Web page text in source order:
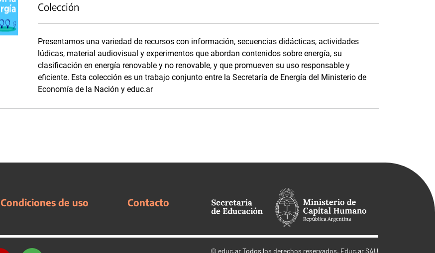
Colección
Presentamos una variedad de recursos con información, secuencias didácticas, actividades
lúdicas, material audiovisual y experimentos que abordan contenidos sobre energía, su
clasificación en energía renovable y no renovable, y que promueven su uso responsable y
eficiente. Esta colección es un trabajo conjunto entre la Secretaría de Energía del Ministerio de
Economía de la Nación y educ.ar
Condiciones de uso Contacto
© educ.arTodos los derechos reservados. Educ.ar SAU